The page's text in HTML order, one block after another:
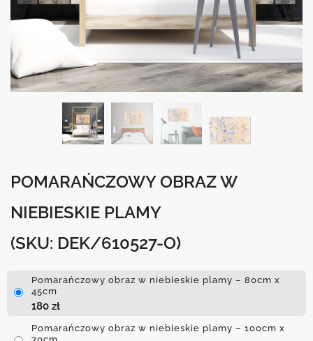
POMARAŃCZOWY OBRAZ W
NIEBIESKIE PLAMY
(SKU: DEK/610527-O)
Pomarańczowy obraz w niebieskie plamy – 80cm x
45cm
180 zł
Pomarańczowy obraz w niebieskie plamy – 100cm x